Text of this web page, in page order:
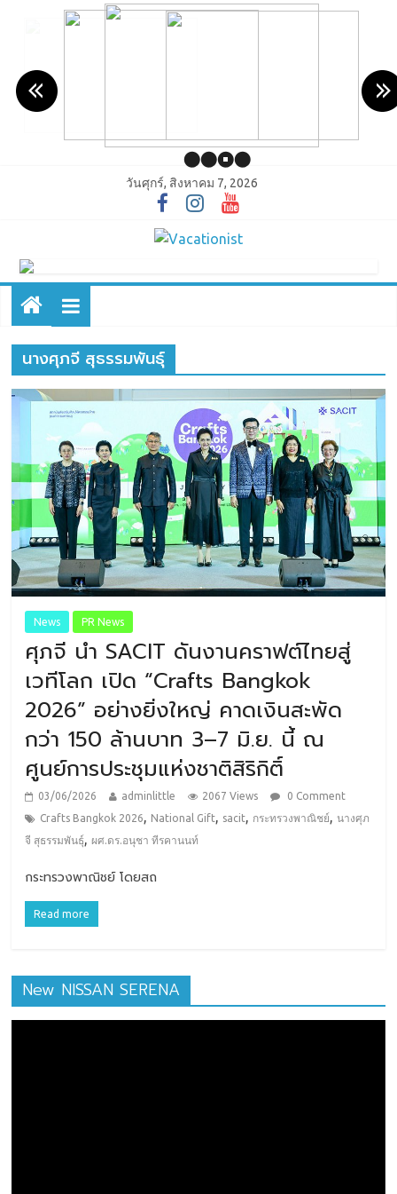
วันศุกร์, สิงหาคม 7, 2026
นางศุภจี สุธรรมพันธุ์
News PR News
ศุภจี นำ SACIT ดันงานคราฟต์ไทยสู่
เวทีโลก เปิด “Crafts Bangkok
2026” อย่างยิ่งใหญ่ คาดเงินสะพัด
กว่า 150 ล้านบาท 3–7 มิ.ย. นี้ ณ
ศูนย์การประชุมแห่งชาติสิริกิติ์
03/06/2026 adminlittle 2067 Views
0 Comment
Crafts Bangkok 2026, National Gift, sacit, กระทรวงพาณิชย์,นางศุภ
จี สุธรรมพันธุ์,ผศ.ดร.อนุชา ทีรคานนท์
กระทรวงพาณิชย์ โดยสถ
Read more
New NISSAN SERENA